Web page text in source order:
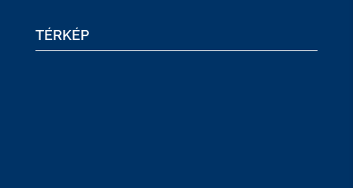
TÉRKÉP